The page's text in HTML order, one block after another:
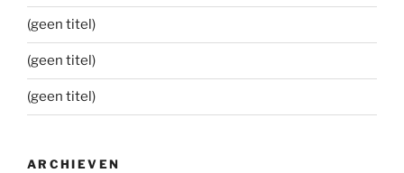
(geen titel)
(geen titel)
(geen titel)
ARCHIEVEN